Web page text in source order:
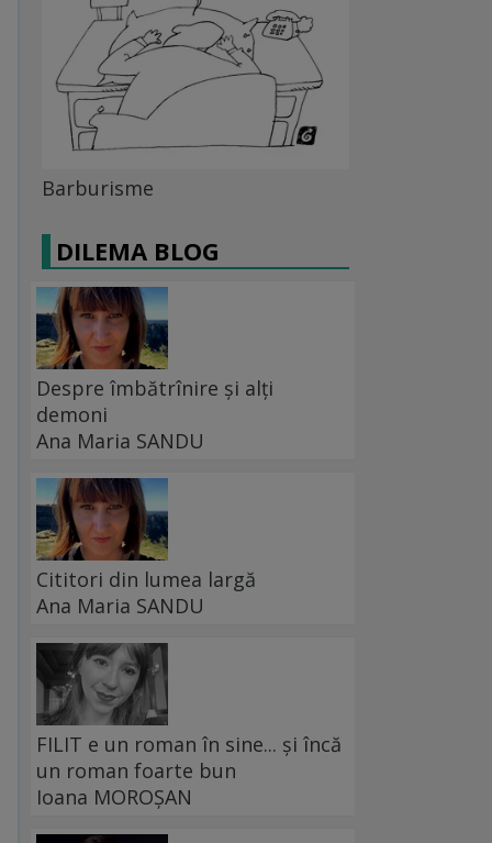
Barburisme
DILEMA BLOG
Despre îmbătrînire și alți
demoni
Ana Maria SANDU
Cititori din lumea largă
Ana Maria SANDU
FILIT e un roman în sine... și încă
un roman foarte bun
Ioana MOROȘAN